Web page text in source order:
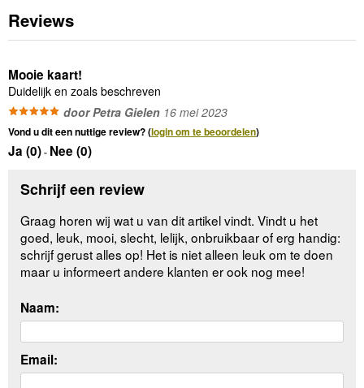
Reviews
Mooie kaart!
Duidelijk en zoals beschreven
door Petra Gielen 16 mei 2023
Vond u dit een nuttige review? (login om te beoordelen)
Ja (0)- Nee (0)
Schrijf een review
Graag horen wij wat u van dit artikel vindt. Vindt u het
goed, leuk, mooi, slecht, lelijk, onbruikbaar of erg handig:
schrijf gerust alles op! Het is niet alleen leuk om te doen
maar u informeert andere klanten er ook nog mee!
Naam:
Email: